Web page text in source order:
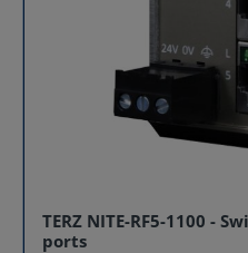
TERZ NITE-RF5-1100 -
ports